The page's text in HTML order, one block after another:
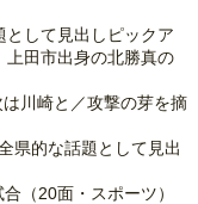
して見出しピックア
上田市出身の北勝真の
川崎と／攻撃の芽を摘
県的な話題として見出
（20面・スポーツ）